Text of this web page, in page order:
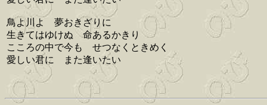
鳥よ川よ 夢おきざりに
生きてはゆけぬ 命あるかきり
こころの中で今も せつなくときめく
愛しい君に また逢いたい